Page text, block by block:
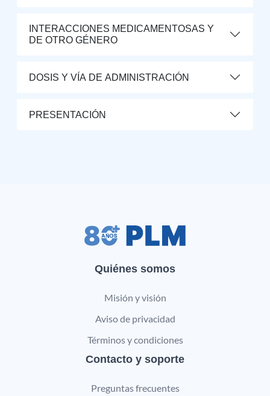
INTERACCIONES MEDICAMENTOSAS Y
DE OTRO GÉNERO
DOSIS Y VÍA DE ADMINISTRACIÓN
PRESENTACIÓN
Quiénes somos
Misión y visión
Aviso de privacidad
Términos y condiciones
Contacto y soporte
Preguntas frecuentes